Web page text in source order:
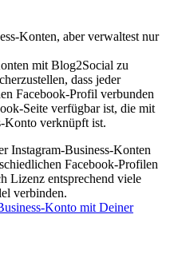
Konten, aber verwaltest nur
mit Blog2Social zu
dass jeder
Facebook-Profil verbunden
Seite verfügbar ist, die mit
Konto verknüpft ist.
Instagram-Business-Konten
Facebook-Profilen
Lizenz entsprechend viele
verbinden.
Konto mit Deiner